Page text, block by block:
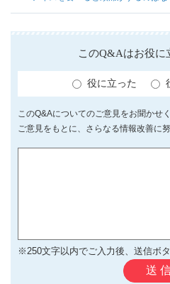
このQ&Aはお役に
役に立った
このQ&Aについてのご意見をお聞かせく
ご意見をもとに、さらなる情報改善に
※250文字以内でご入力後、送信ボ
送